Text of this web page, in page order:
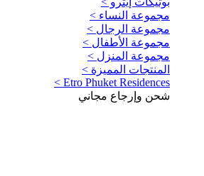
مجموعة النساء >
مجموعة الرجال >
مجموعة الأطفال >
مجموعة المنزل >
المنتجات المميزة >
Etro Phuket Residences >
شحن وإرجاع مجاني